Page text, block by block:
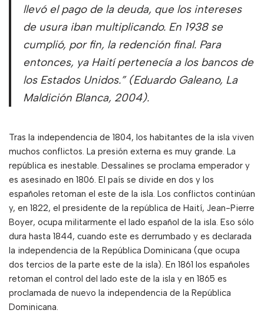
llevó el pago de la deuda, que los intereses
de usura iban multiplicando. En 1938 se
cumplió, por fin, la redención final. Para
entonces, ya Haití pertenecía a los bancos de
los Estados Unidos.” (Eduardo Galeano, La
Maldición Blanca, 2004).
Tras la independencia de 1804, los habitantes de la isla viven
muchos conflictos. La presión externa es muy grande. La
república es inestable. Dessalines se proclama emperador y
es asesinado en 1806. El país se divide en dos y los
españoles retoman el este de la isla. Los conflictos continúan
y, en 1822, el presidente de la república de Haití, Jean-Pierre
Boyer, ocupa militarmente el lado español de la isla. Eso sólo
dura hasta 1844, cuando este es derrumbado y es declarada
la independencia de la República Dominicana (que ocupa
dos tercios de la parte este de la isla). En 1861 los españoles
retoman el control del lado este de la isla y en 1865 es
proclamada de nuevo la independencia de la República
Dominicana.